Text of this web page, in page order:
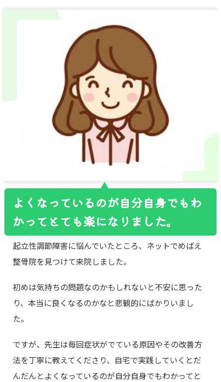
よくなっているのが自分自身でもわ
かってとても楽になりました。
起立性調節障害に悩んでいたところ、ネットでめばえ
整骨院を見つけて来院しました。
初めは気持ちの問題なのかもしれないと不安に思った
り、本当に良くなるのかなと悲観的にばかりいまし
た。
ですが、先生は毎回症状がでている原因やその改善方
法を丁寧に教えてくださり、自宅で実践していくとだ
んだんとよくなっているのが自分自身でもわかってと